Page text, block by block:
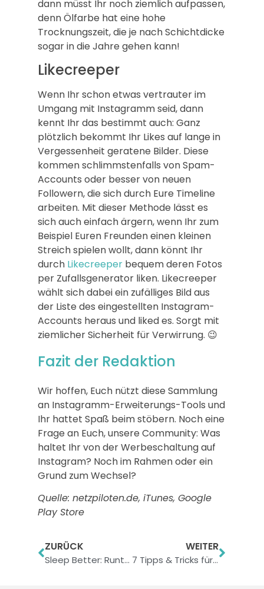
dann müsst Ihr noch ziemlich aufpassen,
denn Ölfarbe hat eine hohe
Trocknungszeit, die je nach Schichtdicke
sogar in die Jahre gehen kann!
Likecreeper
Wenn Ihr schon etwas vertrauter im
Umgang mit Instagramm seid, dann
kennt Ihr das bestimmt auch: Ganz
plötzlich bekommt Ihr Likes auf lange in
Vergessenheit geratene Bilder. Diese
kommen schlimmstenfalls von Spam-
Accounts oder besser von neuen
Followern, die sich durch Eure Timeline
arbeiten. Mit dieser Methode lässt es
sich auch einfach ärgern, wenn Ihr zum
Beispiel Euren Freunden einen kleinen
Streich spielen wollt, dann könnt Ihr
durch Likecreeper bequem deren Fotos
per Zufallsgenerator liken. Likecreeper
wählt sich dabei ein zufälliges Bild aus
der Liste des eingestellten Instagram-
Accounts heraus und liked es. Sorgt mit
ziemlicher Sicherheit für Verwirrung. 😉
Fazit der Redaktion
Wir hoffen, Euch nützt diese Sammlung
an Instagramm-Erweiterungs-Tools und
Ihr hattet Spaß beim stöbern. Noch eine
Frage an Euch, unsere Community: Was
haltet Ihr von der Werbeschaltung auf
Instagram? Noch im Rahmen oder ein
Grund zum Wechsel?
Quelle: netzpiloten.de, iTunes, Google
Play Store
ZURÜCK
Sleep Better: Runtastic’s Schlaf-Tracker funktioniert mit dem iPhone
WEITER
7 Tipps & Tricks für Smartphone-Fotografie